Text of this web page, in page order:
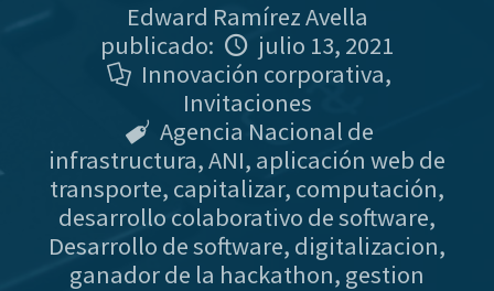
Edward Ramírez Avella
publicado:
julio 13, 2021
Innovación corporativa,
Invitaciones
Agencia Nacional de
infrastructura,ANI, aplicación web de
transporte, capitalizar, computación,
desarrollo colaborativo de software,
Desarrollo de software, digitalizacion,
ganador de la hackathon, gestion